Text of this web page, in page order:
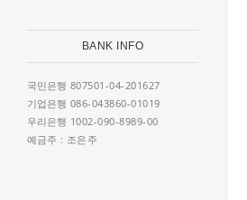
BANK INFO
국민은행 807501-04-201627
기업은행 086-043860-01019
우리은행 1002-090-8989-00
예금주 : 조은주